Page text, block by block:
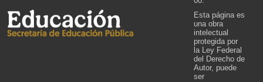
Esta página es
una obra
intelectual
protegida por
la Ley Federal
del Derecho de
Autor, puede
ser